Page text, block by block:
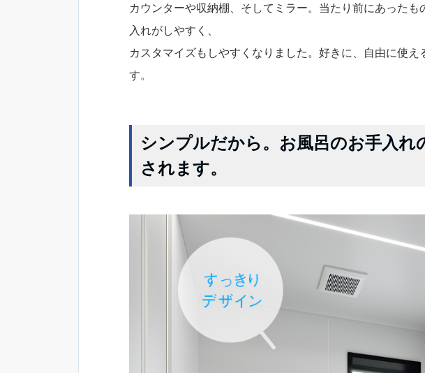
カウンターや収納棚、そしてミラー。当たり前にあった
入れがしやすく、
カスタマイズもしやすくなりました。好きに、自由に使
す。
シンプルだから。お風呂のお手入れ
されます。